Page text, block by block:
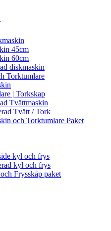
45cm
60cm
diskmaskin
Torktumlare
| Torkskap
Tvättmaskin
Tvätt / Tork
och Torktumlare Paket
kyl och frys
kyl och frys
Frysskåp paket